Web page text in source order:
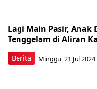
Berita
Lagi Main Pasir, Anak
Tenggelam di Aliran
Minggu, 21 Jul 2024